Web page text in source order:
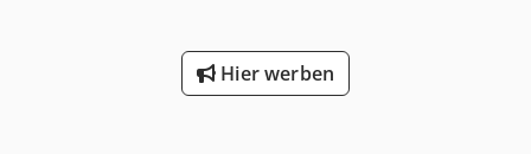
Hier werben